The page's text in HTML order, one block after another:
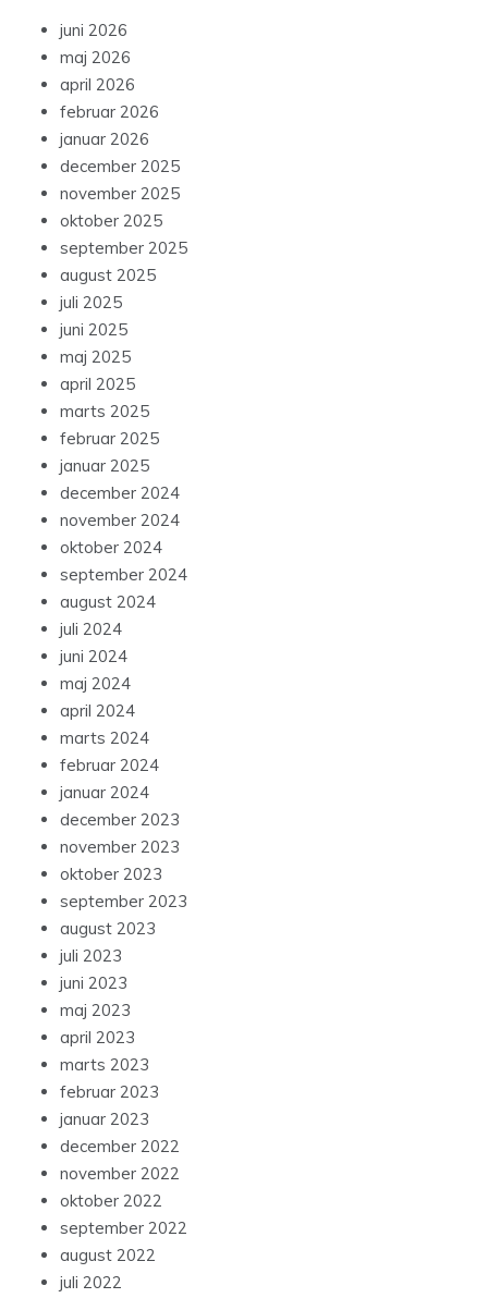
juni 2026
maj 2026
april 2026
februar 2026
januar 2026
december 2025
november 2025
oktober 2025
september 2025
august 2025
juli 2025
juni 2025
maj 2025
april 2025
marts 2025
februar 2025
januar 2025
december 2024
november 2024
oktober 2024
september 2024
august 2024
juli 2024
juni 2024
maj 2024
april 2024
marts 2024
februar 2024
januar 2024
december 2023
november 2023
oktober 2023
september 2023
august 2023
juli 2023
juni 2023
maj 2023
april 2023
marts 2023
februar 2023
januar 2023
december 2022
november 2022
oktober 2022
september 2022
august 2022
juli 2022